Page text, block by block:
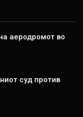
аеродромот во
суд против